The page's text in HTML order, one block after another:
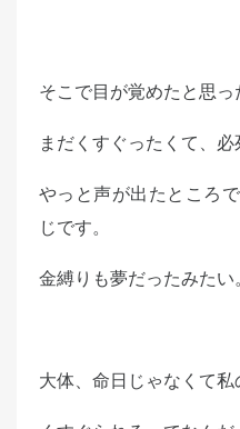
そこで目が覚めたと思っ
まだくすぐったくて、
やっと声が出たところ
じです。
金縛りも夢だったみたい
大体、命日じゃなくて私